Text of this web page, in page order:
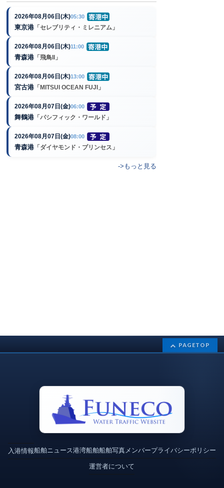
2026年08月06日(木)05:30
東京港 「セレブリティ・ミレニアム」
2026年08月06日(木)11:00
青森港 「飛鳥II」
2026年08月06日(木)13:00
宮古港 「MITSUI OCEAN FUJI」
2026年08月07日(金)06:00
舞鶴港 「パシフィック・ワールド」
2026年08月07日(金)08:00
青森港 「ダイヤモンド・プリンセス」
->もっと見る
PAGETOP
入港情報船舶ニュース港湾船舶船舶写真メンバープライバシーポリシー
運営者について